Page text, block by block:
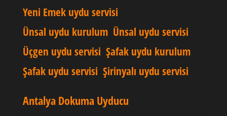
Yeni Emek uydu servisi
Ünsal uydu kurulum Ünsal uydu servisi
Üçgen uydu servisi Şafak uydu kurulum
Şafak uydu servisi Şirinyalı uydu servisi
Antalya Dokuma Uyducu